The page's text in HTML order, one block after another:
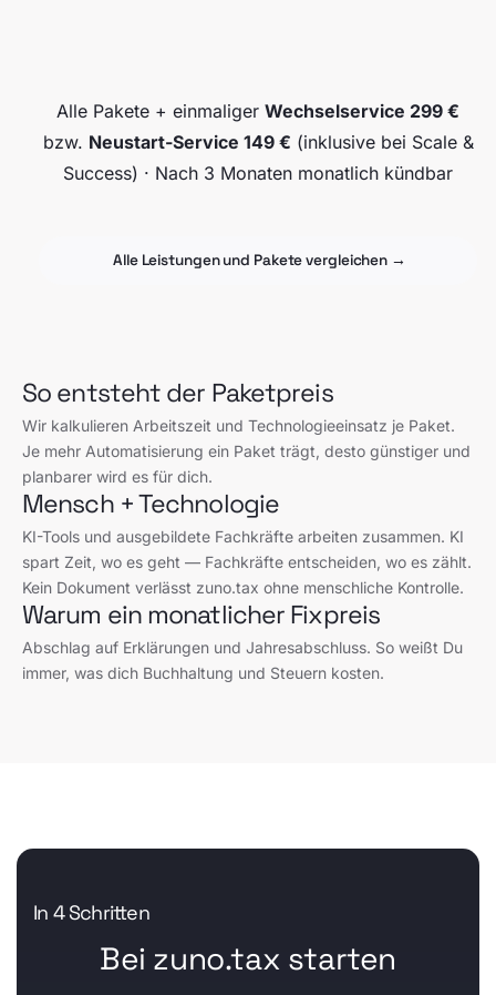
Alle Pakete + einmaliger Wechselservice 299 €
bzw. Neustart-Service 149 € (inklusive bei Scale &
Success) · Nach 3 Monaten monatlich kündbar
Alle Leistungen und Pakete vergleichen →
So entsteht der Paketpreis
Wir kalkulieren Arbeitszeit und Technologieeinsatz je Paket.
Je mehr Automatisierung ein Paket trägt, desto günstiger und
planbarer wird es für dich.
Mensch + Technologie
KI-Tools und ausgebildete Fachkräfte arbeiten zusammen. KI
spart Zeit, wo es geht — Fachkräfte entscheiden, wo es zählt.
Kein Dokument verlässt zuno.tax ohne menschliche Kontrolle.
Warum ein monatlicher Fixpreis
Abschlag auf Erklärungen und Jahresabschluss. So weißt Du
immer, was dich Buchhaltung und Steuern kosten.
In 4 Schritten
Bei zuno.tax starten